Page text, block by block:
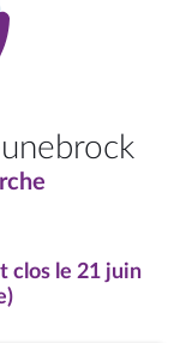
clos le 21 juin